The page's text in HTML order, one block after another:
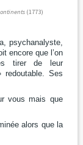
(1773)
psychanalyste,
encore que l’on
tirer de leur
redoutable. Ses
vous mais que
alors que la